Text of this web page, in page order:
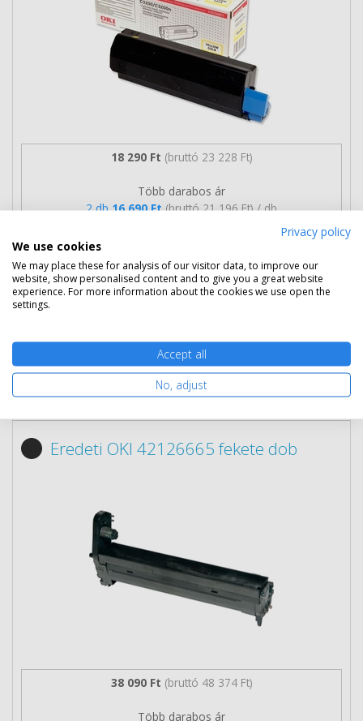
18 290 Ft (bruttó 23 228 Ft)
Több darabos ár
2 db16 690 Ft (bruttó 21 196 Ft) / db
(bruttó 20 815 Ft) / db
Rendelésre Mikor kapom meg?
Ingyenes szállítás
Nem rendelhető
Eredeti OKI 42126665 fekete dob
38 090 Ft (bruttó 48 374 Ft)
Több darabos ár
Privacy policy
We use cookies
We may place these for analysis of our visitor data, to improve our
website, show personalised content and to give you a great website
experience. For more information about the cookies we use open the
settings.
Accept all
No, adjust